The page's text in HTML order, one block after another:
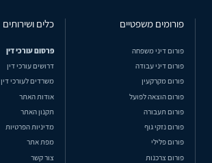
פורומים משפטיים
פורום דיני משפחה
פורום דיני עבודה
פורום מקרקעין
פורום הוצאה לפועל
פורום תעבורה
פורום נזקי גוף
פורום פלילי
פורום צרכנות
כלים ושירותים
פרסום עורכי דין
דרושים עורכי דין
משרדים לעורכי דין
אודות האתר
תקנון האתר
מדיניות הפרטיות
מפת אתר
צור קשר